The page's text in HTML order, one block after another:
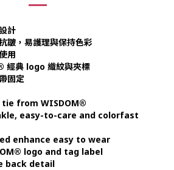
計
皺，易護理與保持色彩
用
經典 logo 織紋與夾標
固定
from WISDOM®
easy-to-care and colorfast
enhance easy to wear
logo and tag label
back detail